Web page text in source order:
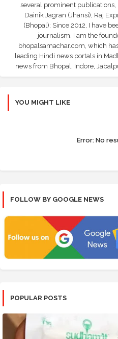
several prominent publications,
Dainik Jagran (Jhansi), Raj
(Bhopal); Since 2012, I have
journalism. I am the
bhopalsamachar.com, which
leading Hindi news portals in
news from Bhopal, Indore,
YOU MIGHT LIKE
Error: No
FOLLOW BY GOOGLE NEWS
POPULAR POSTS